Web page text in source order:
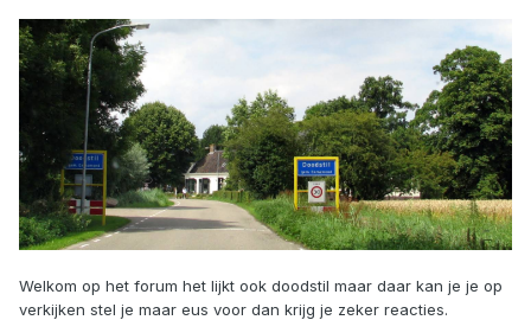
Welkom op het forum het lijkt ook doodstil maar daar kan je je op
verkijken stel je maar eus voor dan krijg je zeker reacties.